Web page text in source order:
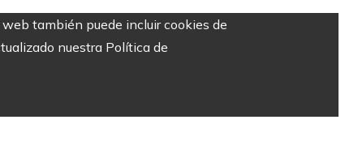
también puede incluir cookies de
nuestra Política de